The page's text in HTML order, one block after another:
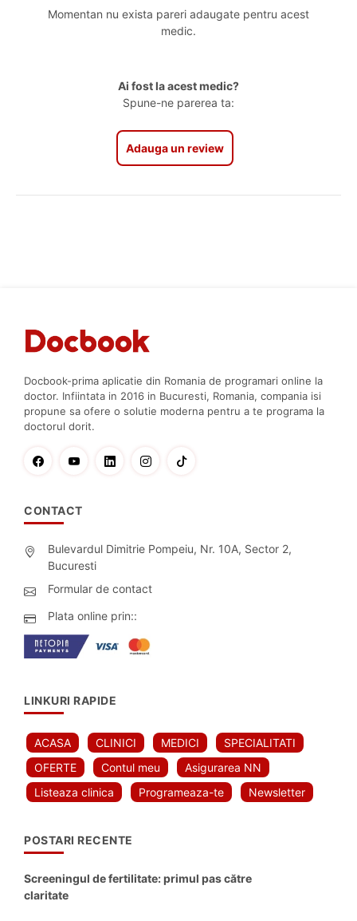
Momentan nu exista pareri adaugate pentru acest
medic.
Ai fost la acest medic?
Spune-ne parerea ta:
Adauga un review
Docbook-prima aplicatie din Romania de programari online la
doctor. Infiintata in 2016 in Bucuresti, Romania, compania isi
propune sa ofere o solutie moderna pentru a te programa la
doctorul dorit.
CONTACT
Bulevardul Dimitrie Pompeiu, Nr. 10A, Sector 2,
Bucuresti
Formular de contact
Plata online prin::
LINKURI RAPIDE
ACASA CLINICI MEDICI
SPECIALITATI
OFERTE
Contul meu
Asigurarea NN
Listeaza clinica
Programeaza-te Newsletter
POSTARI RECENTE
Screeningul de fertilitate: primul pas către
claritate